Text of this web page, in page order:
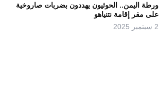
ورطة اليمن.. الحوثيون يهددون بضربات صاروخية
على مقر إقامة نتنياهو
2 سبتمبر 2025